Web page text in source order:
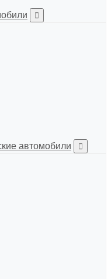
автомобили